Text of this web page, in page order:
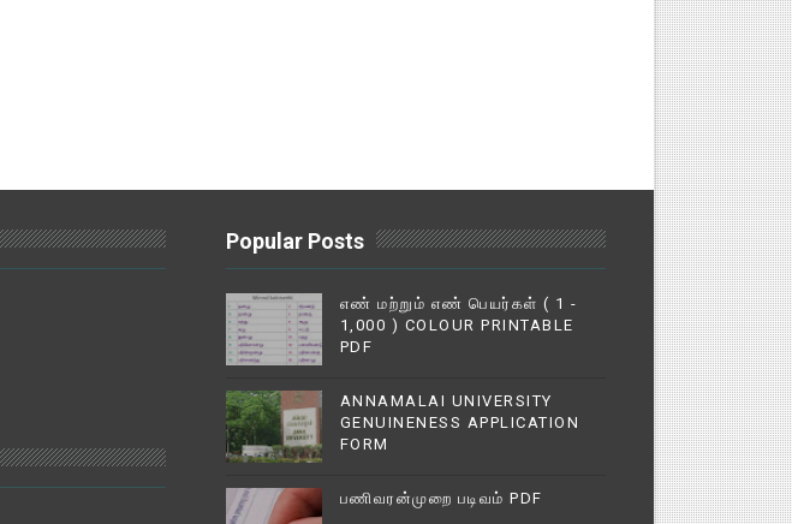
Popular Posts
எண் மற்றும் எண் பெயர்கள் ( 1 -
1,000 ) COLOUR PRINTABLE
PDF
ANNAMALAI UNIVERSITY
GENUINENESS APPLICATION
FORM
பணிவரன்முறை படிவம் PDF